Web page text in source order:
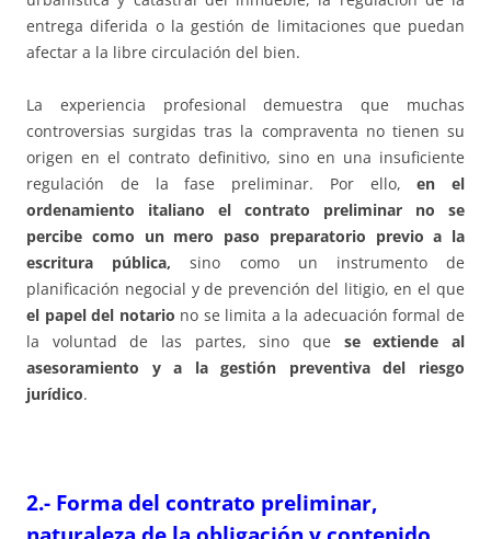
entrega diferida o la gestión de limitaciones que puedan
afectar a la libre circulación del bien.
La experiencia profesional demuestra que muchas
controversias surgidas tras la compraventa no tienen su
origen en el contrato definitivo, sino en una insuficiente
regulación de la fase preliminar. Por ello,en el
ordenamiento italiano el contrato preliminar no se
percibe como un mero paso preparatorio previo a la
escritura pública,sino como un instrumento de
planificación negocial y de prevención del litigio, en el que
el papel del notario no se limita a la adecuación formal de
la voluntad de las partes, sino que se extiende al
asesoramiento y a la gestión preventiva del riesgo
jurídico.
2.- Forma del contrato preliminar,